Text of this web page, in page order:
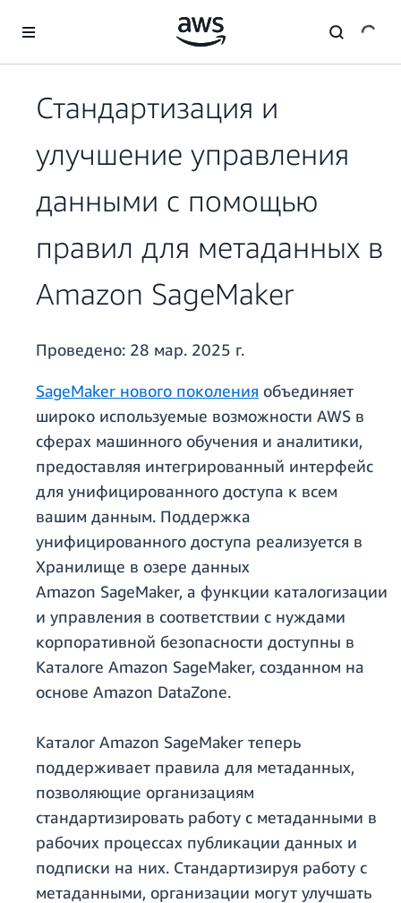
Перейти к главному контенту
Стандартизация и
улучшение управления
данными с помощью
правил для метаданных в
Amazon SageMaker
Проведено: 28 мар. 2025 г.
SageMaker нового поколения объединяет
широко используемые возможности AWS в
сферах машинного обучения и аналитики,
предоставляя интегрированный интерфейс
для унифицированного доступа к всем
вашим данным. Поддержка
унифицированного доступа реализуется в
Хранилище в озере данных
Amazon SageMaker, а функции каталогизации
и управления в соответствии с нуждами
корпоративной безопасности доступны в
Каталоге Amazon SageMaker, созданном на
основе Amazon DataZone.
Каталог Amazon SageMaker теперь
поддерживает правила для метаданных,
позволяющие организациям
стандартизировать работу с метаданными в
рабочих процессах публикации данных и
подписки на них. Стандартизируя работу с
метаданными, организации могут улучшать